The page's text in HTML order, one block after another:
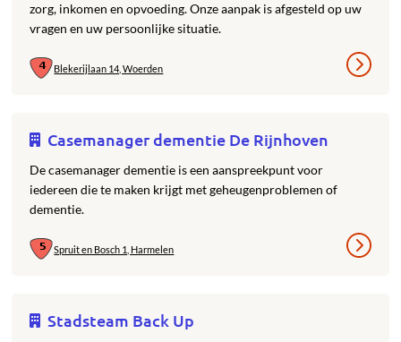
zorg, inkomen en opvoeding. Onze aanpak is afgesteld op uw
vragen en uw persoonlijke situatie.
Blekerijlaan 14, Woerden
Casemanager dementie De Rijnhoven
De casemanager dementie is een aanspreekpunt voor
iedereen die te maken krijgt met geheugenproblemen of
dementie.
Spruit en Bosch 1, Harmelen
Stadsteam Back Up